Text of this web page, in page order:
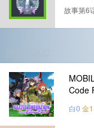
故事第6
Code
白0 金1